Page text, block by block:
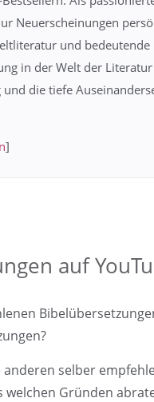
Neuerscheinungen
und
in der Welt der
die tiefe
]
auf
selber
welchen Gründen